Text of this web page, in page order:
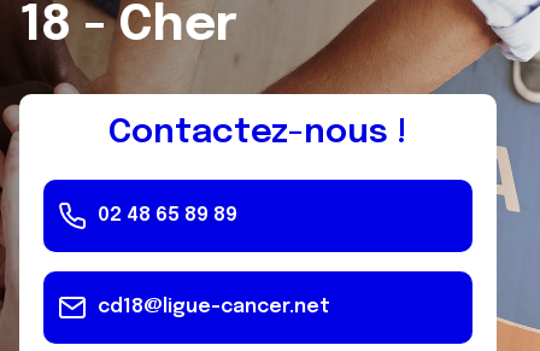
18 - Cher
Contactez-nous !
02 48 65 89 89
cd18@ligue-cancer.net